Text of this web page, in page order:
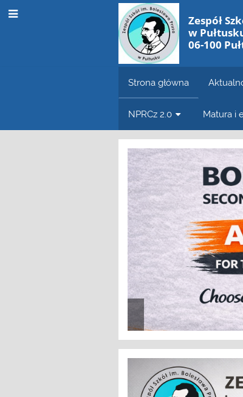
Zespół
w
06-100
Strona główna
NPRCz 2.0 Matura i
Strona
główna